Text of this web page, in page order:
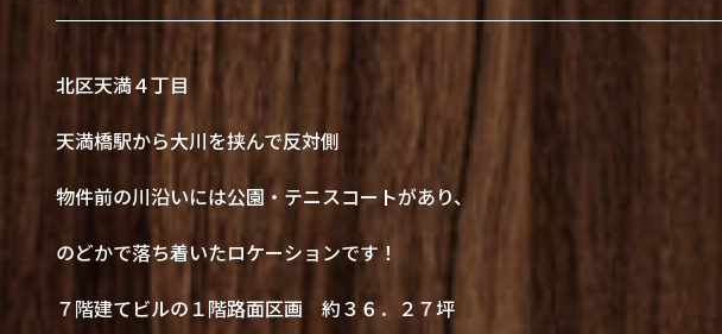
北区天満４丁目
天満橋駅から大川を挟んで反対側
物件前の川沿いには公園・テニスコートがあり、
のどかで落ち着いたロケーションです！
７階建てビルの１階路面区画 約３６．２７坪